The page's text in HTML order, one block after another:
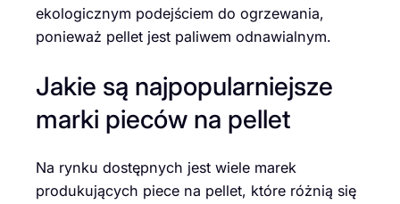
ekologicznym podejściem do ogrzewania,
ponieważ pellet jest paliwem odnawialnym.
Jakie są najpopularniejsze
marki pieców na pellet
Na rynku dostępnych jest wiele marek
produkujących piece na pellet, które różnią się